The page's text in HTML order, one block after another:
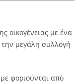
οικογένειας με ένα
μεγάλη συλλογή
φοριούνται από